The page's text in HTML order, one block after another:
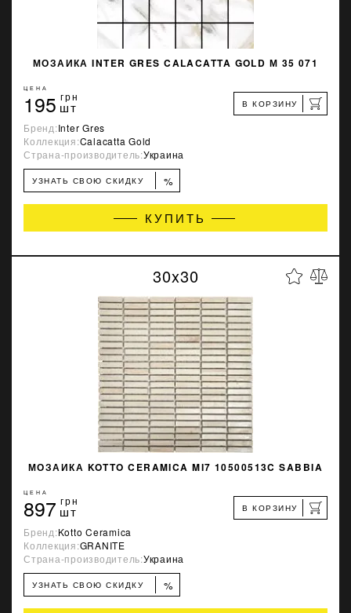
МОЗАИКА INTER GRES CALACATTA GOLD М 35 071
ЦЕНА
195 грн
шт В КОРЗИНУ
Бренд:Inter Gres
Коллекция:Calacatta Gold
Страна-производитель:Украина
УЗНАТЬ СВОЮ СКИДКУ %
КУПИТЬ
30x30
МОЗАИКА KOTTO CERAMICA MI7 10500513C SABBIA
ЦЕНА
897 грн
шт В КОРЗИНУ
Бренд:Kotto Ceramica
Коллекция:GRANITE
Страна-производитель:Украина
УЗНАТЬ СВОЮ СКИДКУ %